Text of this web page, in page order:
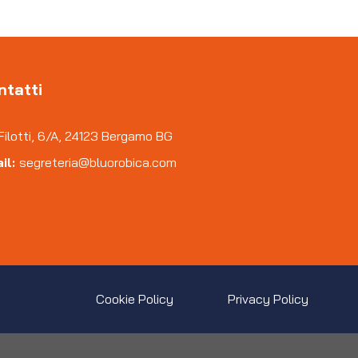
6/A, 24123 Bergamo BG
segreteria@bluorobica.com
Cookie Policy Privacy Policy